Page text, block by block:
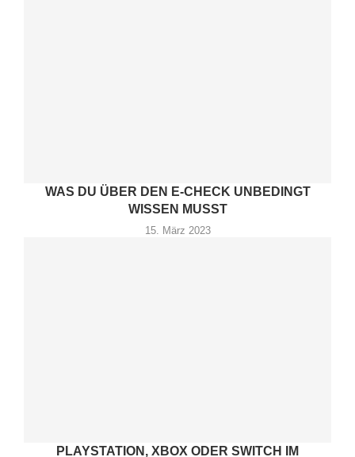
WAS DU ÜBER DEN E-CHECK UNBEDINGT
WISSEN MUSST
15. März 2023
PLAYSTATION, XBOX ODER SWITCH IM